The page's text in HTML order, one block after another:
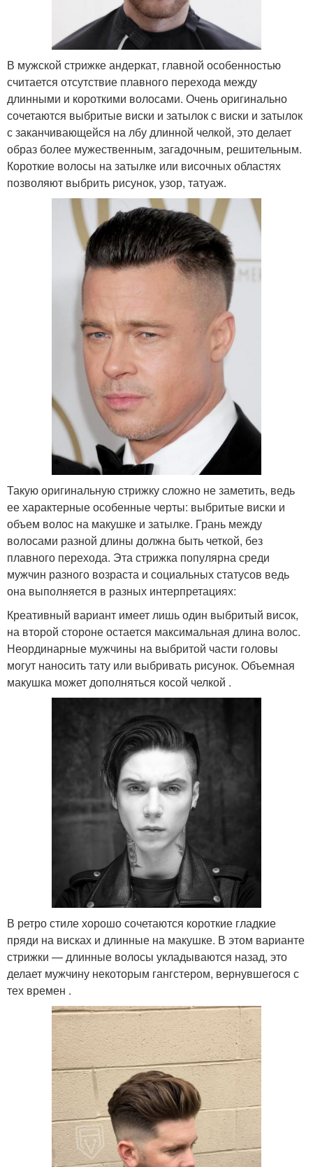
В мужской стрижке андеркат, главной особенностью
считается отсутствие плавного перехода между
длинными и короткими волосами. Очень оригинально
сочетаются выбритые виски и затылок с виски и затылок
с заканчивающейся на лбу длинной челкой, это делает
образ более мужественным, загадочным, решительным.
Короткие волосы на затылке или височных областях
позволяют выбрить рисунок, узор, татуаж.
Такую оригинальную стрижку сложно не заметить, ведь
ее характерные особенные черты: выбритые виски и
объем волос на макушке и затылке. Грань между
волосами разной длины должна быть четкой, без
плавного перехода. Эта стрижка популярна среди
мужчин разного возраста и социальных статусов ведь
она выполняется в разных интерпретациях:
Креативный вариант имеет лишь один выбритый висок,
на второй стороне остается максимальная длина волос.
Неординарные мужчины на выбритой части головы
могут наносить тату или выбривать рисунок. Объемная
макушка может дополняться косой челкой .
В ретро стиле хорошо сочетаются короткие гладкие
пряди на висках и длинные на макушке. В этом варианте
стрижки — длинные волосы укладываются назад, это
делает мужчину некоторым гангстером, вернувшегося с
тех времен .